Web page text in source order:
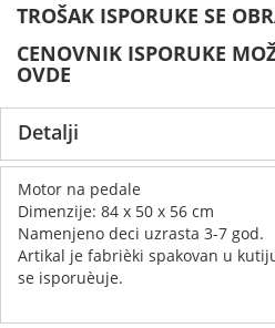
TROŠAK ISPORUKE SE
CENOVNIK ISPORUKE
OVDE
Detalji
Motor na pedale
Dimenzije: 84 x 50 x 56 cm
Namenjeno deci uzrasta 3-7 god.
Artikal je fabrièki spakovan u
se isporuèuje.